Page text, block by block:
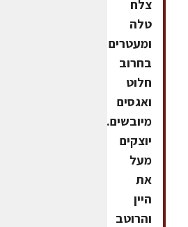
צלח
טלה
ומעטרים
בחרוב
חלוט
ואגסים
מיובשים.
יוצקים
מעל
את
היין
והרוטב